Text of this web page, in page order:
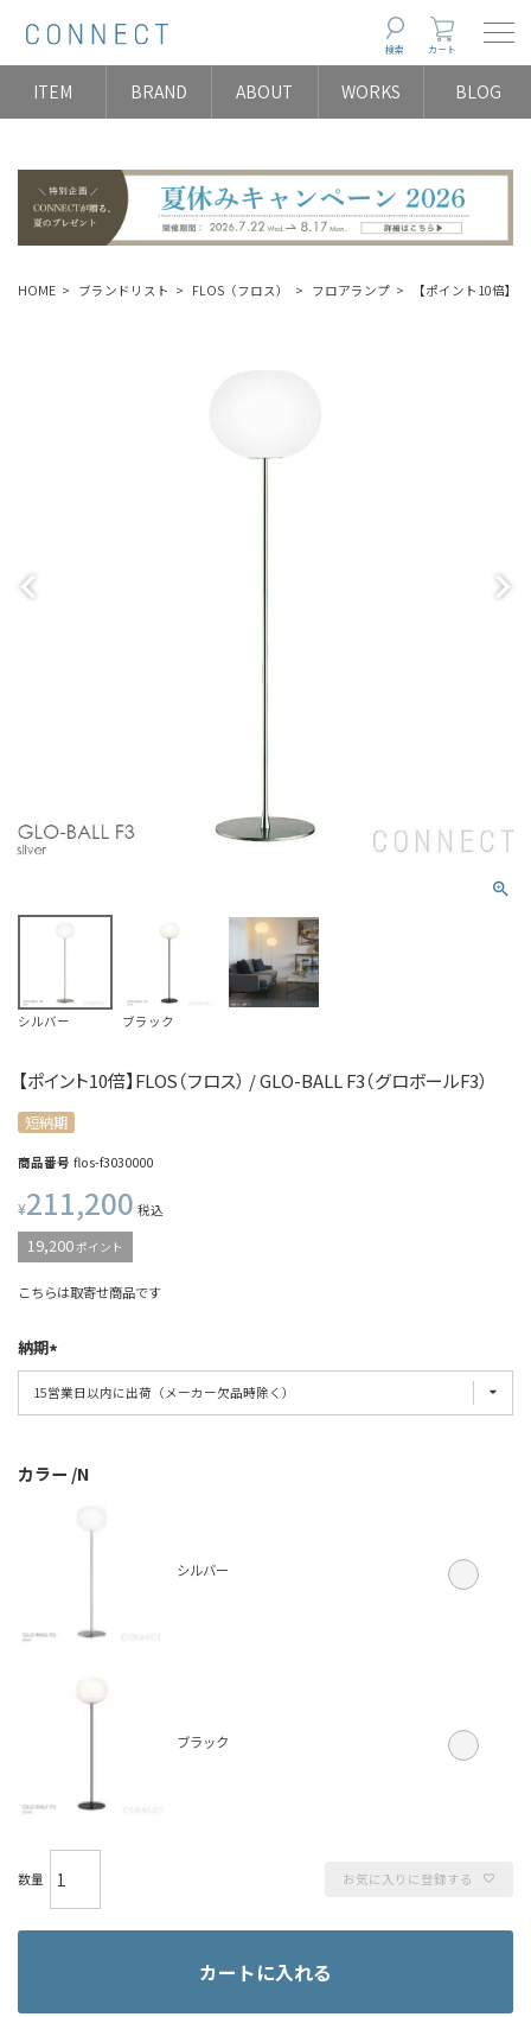
検索 カート
ITEM BRAND ABOUT WORKS BLOG
HOME ブランドリスト FLOS（フロス） フロアランプ 【ポイント10倍】
【ポイント10倍】FLOS（フロス） / GLO-BALL F3（グロボールF3）
シルバー ブラック
短納期
商品番号 flos-f3030000
¥211,200 税込
19,200ポイント
こちらは取寄せ商品です
納期
カラー N
シルバー
ブラック
お気に入りに登録する
カートに入れる